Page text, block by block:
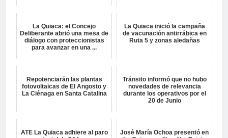
La Quiaca: el Concejo
Deliberante abrió una mesa de
diálogo con proteccionistas
para avanzar en una ...
La Quiaca inició la campaña
de vacunación antirrábica en
Ruta 5 y zonas aledañas
Repotenciarán las plantas
fotovoltaicas de El Angosto y
La Ciénaga en Santa Catalina
Tránsito informó que no hubo
novedades de relevancia
durante los operativos por el
20 de Junio
ATE La Quiaca adhiere al paro
José María Ochoa presentó en